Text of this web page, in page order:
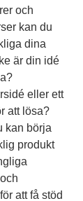
och
kan du
dina
är din idé
eller ett
att lösa?
kan börja
produkt
att få stöd